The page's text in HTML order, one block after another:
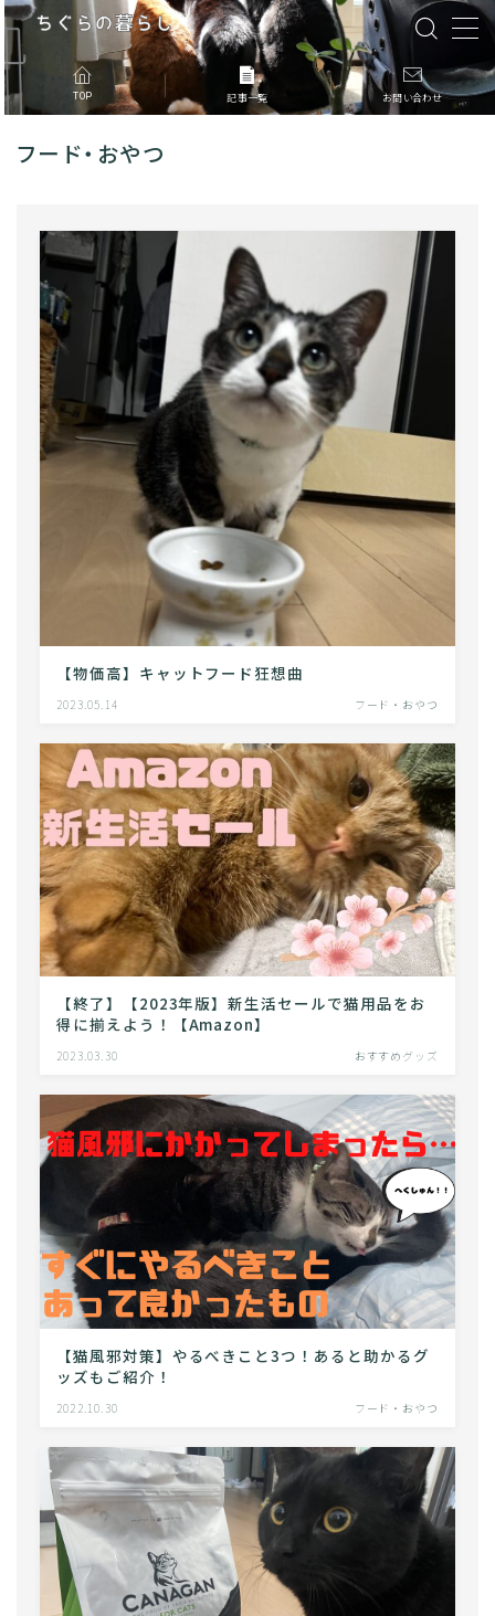
MENU
記事一覧
お問合せ
TOP 記事一覧 お問い合わせ
フード・おやつ
【物価高】キャットフード狂想曲
2023.05.14 フード・おやつ
【終了】【2023年版】新生活セールで猫用品をお
得に揃えよう！【Amazon】
2023.03.30 おすすめグッズ
【猫風邪対策】やるべきこと3つ！あると助かるグ
ッズもご紹介！
2022.10.30 フード・おやつ